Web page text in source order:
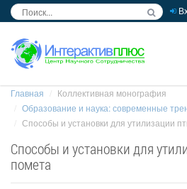
Главная
Коллективная монография
Образование и наука: современные
Способы и установки для утилизации
Способы и установки для
помета